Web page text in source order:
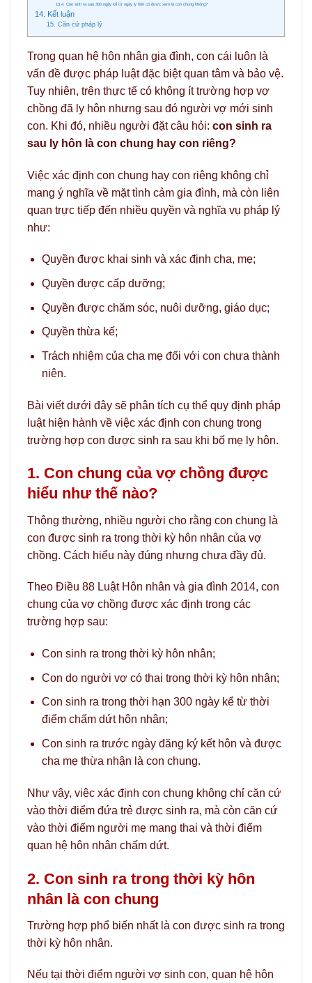
13.4. Con sinh ra sau 300 ngày kể từ ngày ly hôn có được xem là con chung không?
14. Kết luận
15. Căn cứ pháp lý
Trong quan hệ hôn nhân gia đình, con cái luôn là
vấn đề được pháp luật đặc biệt quan tâm và bảo vệ.
Tuy nhiên, trên thực tế có không ít trường hợp vợ
chồng đã ly hôn nhưng sau đó người vợ mới sinh
con. Khi đó, nhiều người đặt câu hỏi: con sinh ra
sau ly hôn là con chung hay con riêng?
Việc xác định con chung hay con riêng không chỉ
mang ý nghĩa về mặt tình cảm gia đình, mà còn liên
quan trực tiếp đến nhiều quyền và nghĩa vụ pháp lý
như:
Quyền được khai sinh và xác định cha, mẹ;
Quyền được cấp dưỡng;
Quyền được chăm sóc, nuôi dưỡng, giáo dục;
Quyền thừa kế;
Trách nhiệm của cha mẹ đối với con chưa thành
niên.
Bài viết dưới đây sẽ phân tích cụ thể quy định pháp
luật hiện hành về việc xác định con chung trong
trường hợp con được sinh ra sau khi bố mẹ ly hôn.
1. Con chung của vợ chồng được
hiểu như thế nào?
Thông thường, nhiều người cho rằng con chung là
con được sinh ra trong thời kỳ hôn nhân của vợ
chồng. Cách hiểu này đúng nhưng chưa đầy đủ.
Theo Điều 88 Luật Hôn nhân và gia đình 2014, con
chung của vợ chồng được xác định trong các
trường hợp sau:
Con sinh ra trong thời kỳ hôn nhân;
Con do người vợ có thai trong thời kỳ hôn nhân;
Con sinh ra trong thời hạn 300 ngày kể từ thời
điểm chấm dứt hôn nhân;
Con sinh ra trước ngày đăng ký kết hôn và được
cha mẹ thừa nhận là con chung.
Như vậy, việc xác định con chung không chỉ căn cứ
vào thời điểm đứa trẻ được sinh ra, mà còn căn cứ
vào thời điểm người mẹ mang thai và thời điểm
quan hệ hôn nhân chấm dứt.
2. Con sinh ra trong thời kỳ hôn
nhân là con chung
Trường hợp phổ biến nhất là con được sinh ra trong
thời kỳ hôn nhân.
Nếu tại thời điểm người vợ sinh con, quan hệ hôn